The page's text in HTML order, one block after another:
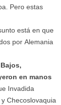
Pero estas
está en que
por Alemania
en manos
Invadida
Checoslovaquia